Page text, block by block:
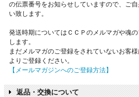
の伝票番号をお知らせしていますので、ご
い致します。
発送時期についてはＣＣＰのメルマガや魂
します。
まだメルマガのご登録をされていないお客
よりご登録ください。
【メールマガジンへのご登録方法】
返品・交換について